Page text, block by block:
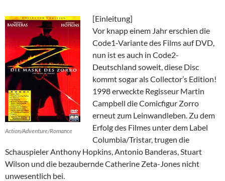
Action/Adventure/Romance
[Einleitung]
Vor knapp einem Jahr erschien die
Code1-Variante des Films auf DVD,
nun ist es auch in Code2-
Deutschland soweit, diese Disc
kommt sogar als Collector’s Edition!
1998 erweckte Regisseur Martin
Campbell die Comicfigur Zorro
erneut zum Leinwandleben. Zu dem
Erfolg des Filmes unter dem Label
Columbia/Tristar, trugen die
Schauspieler Anthony Hopkins, Antonio Banderas, Stuart
Wilson und die bezaubernde Catherine Zeta-Jones nicht
unwesentlich bei.